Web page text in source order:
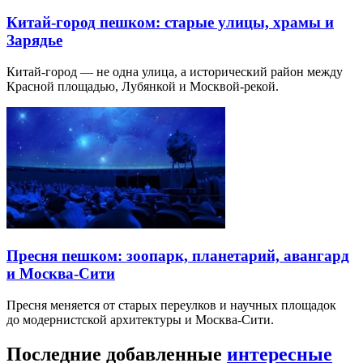
Китай-город пешком: старые улицы, храмы и
Зарядье
Китай-город — не одна улица, а исторический район между
Красной площадью, Лубянкой и Москвой-рекой.
Пресня пешком: зоопарк, планетарий, авангард
и Москва-Сити
Пресня меняется от старых переулков и научных площадок
до модернистской архитектуры и Москва-Сити.
Последние добавленные интересные